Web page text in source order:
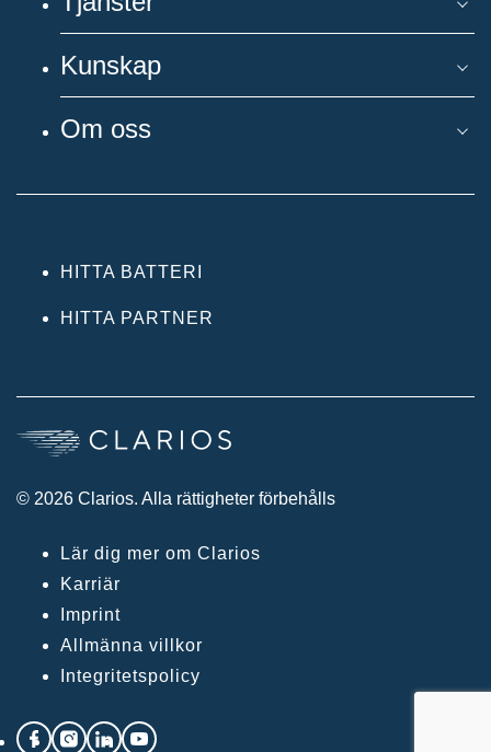
Kunskap
Om oss
HITTA BATTERI
HITTA PARTNER
© 2026 Clarios. Alla rättigheter förbehålls
Lär dig mer om Clarios
Karriär
Imprint
Allmänna villkor
Integritetspolicy